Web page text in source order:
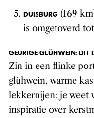
DUISBURG(169
is omgetoverd
GEURIGE GLÜHWEIN: DIT
Zin in een flinke
glühwein, warme
lekkernijen: je weet
inspiratie over